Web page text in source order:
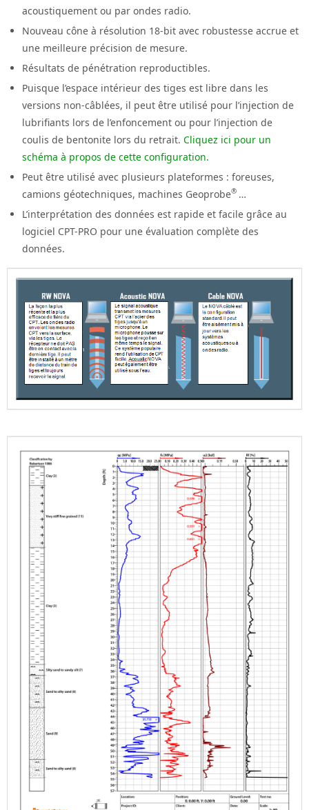
acoustiquement ou par ondes radio.
Nouveau cône à résolution 18-bit avec robustesse accrue et
une meilleure précision de mesure.
Résultats de pénétration reproductibles.
Puisque l’espace intérieur des tiges est libre dans les
versions non-câblées, il peut être utilisé pour l’injection de
lubrifiants lors de l’enfoncement ou pour l’injection de
coulis de bentonite lors du retrait.Cliquez ici pour un
schéma à propos de cette configuration.
Peut être utilisé avec plusieurs plateformes : foreuses,
camions géotechniques, machines Geoprobe® …
L’interprétation des données est rapide et facile grâce au
logiciel CPT-PRO pour une évaluation complète des
données.